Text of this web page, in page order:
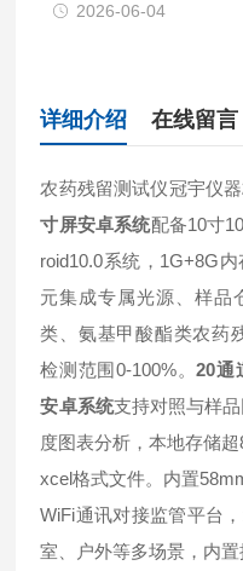
2026-06-04
详细介绍 在线留言
农药残留测试仪冠宇仪器
寸屏安卓系统配备10寸
roid10.0系统，1G+8G
元集成专属光源、样品
类、氨基甲酸酯类农药
检测范围0-100%。20通
安卓系统支持对照与样
度图表分析，本地存储
xcel格式文件。内置
WiFi通讯对接监管平台
室、户外等多场景，内置